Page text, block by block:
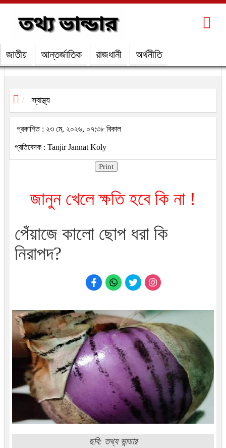
জাতীয় আন্তর্জাতিক রাজধানী অর্থনীতি
স্বাস্থ্য
প্রকাশিত : ২৩ মে, ২০২৬, ০৭:৩৮ বিকাল
প্রতিবেদক : Tanjir Jannat Koly
Print
জানুন খেলে ক্ষতি হবে কি না !
পেঁয়াজে কালো ছোপ ধরা কি
নিরাপদ?
ছবি: তথ্য ভান্ডার